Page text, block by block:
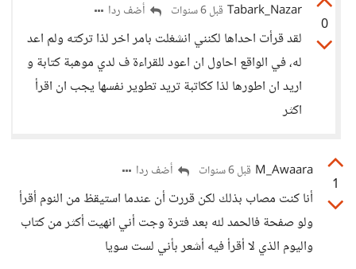
0
Tabark_Nazar قبل 6 سنوات أضف ردا
لقد قرأت احداها لكنني انشغلت بامر اخر لذا تركته ولم اعد
له، في الواقع احاول ان اعود للقراءة ف لدي موهبة كتابة و
اريد ان اطورها لذا ككاتبة تريد تطوير نفسها يجب ان اقرأ
اكثر
1
M_Awaara قبل 6 سنوات أضف ردا
أنا كنت مصاب بذلك لكن قررت أن عندما استيقظ من النوم أقرأ
ولو صفحة فالحمد لله بعد فترة وجت أني انهيت أكثر من كتاب
واليوم الذي لا أقرأ فيه أشعر بأني لست سويا